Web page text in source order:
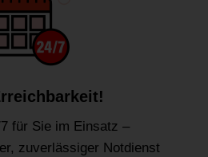
für Sie im Einsatz –
zuverlässiger Notdienst